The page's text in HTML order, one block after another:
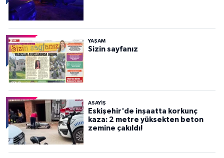
YAŞAM
Sizin sayfanız
ASAYİŞ
Eskişehir'de inşaatta korkunç
kaza: 2 metre yüksekten beton
zemine çakıldı!